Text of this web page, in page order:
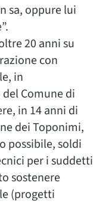
sa, oppure lui
20 anni su
con
in
Comune di
in 14 anni di
dei Toponimi,
possibile, soldi
per i suddetti
sostenere
(progetti